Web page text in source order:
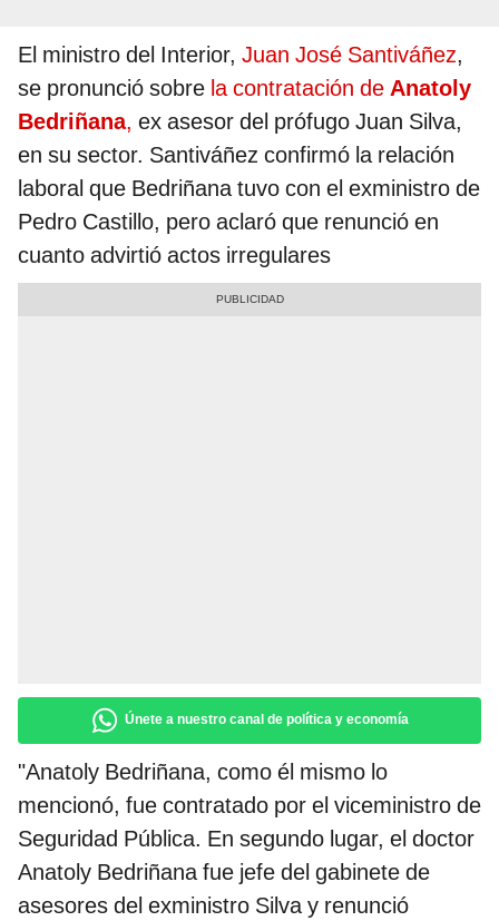
El ministro del Interior, Juan José Santiváñez,
se pronunció sobre la contratación de Anatoly
Bedriñana, ex asesor del prófugo Juan Silva,
en su sector. Santiváñez confirmó la relación
laboral que Bedriñana tuvo con el exministro de
Pedro Castillo, pero aclaró que renunció en
cuanto advirtió actos irregulares
Únete a nuestro canal de política y economía
"Anatoly Bedriñana, como él mismo lo
mencionó, fue contratado por el viceministro de
Seguridad Pública. En segundo lugar, el doctor
Anatoly Bedriñana fue jefe del gabinete de
asesores del exministro Silva y renunció